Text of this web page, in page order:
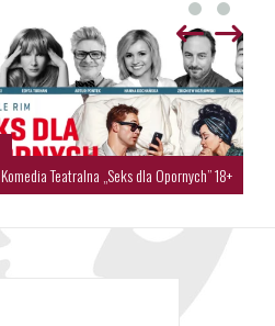
Komedia Teatralna „Seks dla Opornych” 18+